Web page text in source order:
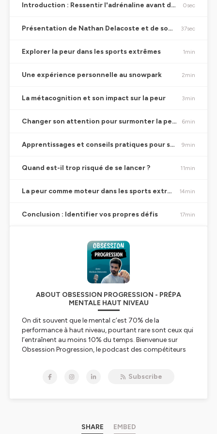
Introduction : Ressentir l'adrénaline avant de sauter 0sec
Présentation de Nathan Delacoste et de son expertise 37sec
Explorer la peur dans les sports extrêmes 1min
Une expérience personnelle au snowpark 2min
La métacognition et son impact sur la peur 3min
Changer son attention pour surmonter la peur 6min
Apprentissages et conseils pratiques pour se dépasser 9min
Quand est-il trop risqué de se lancer ? 11min
La peur comme moteur dans les sports extrêmes 14min
Conclusion : Identifier vos propres défis 17min
ABOUT OBSESSION PROGRESSION - PRÉPA
MENTALE HAUT NIVEAU
On dit souvent que le mental c’est 70% de la
performance à haut niveau, pourtant rare sont ceux qui
l’entraînent au moins 10% du temps. Bienvenue sur
Obsession Progression, le podcast des compétiteurs
mental spécialisé dans les sports extrêmes.
Coach ? Profitez d’un RDV OFFERT de 45
Subscribe
SHARE EMBED